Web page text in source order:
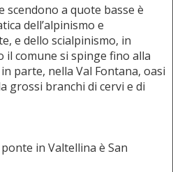
scendono a quote basse è
dell’alpinismo e
e dello scialpinismo, in
il comune si spinge fino alla
parte, nella Val Fontana, oasi
grossi branchi di cervi e di
in Valtellina è San